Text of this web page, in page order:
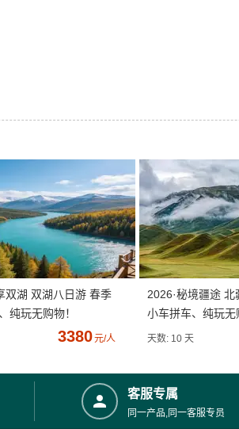
双湖 双湖八日游 春季
纯玩无购物！
3380元/人
2026·秘境疆途
小车拼车、纯玩无
天数: 10 天
客服专属
同一产品,同一客服专员